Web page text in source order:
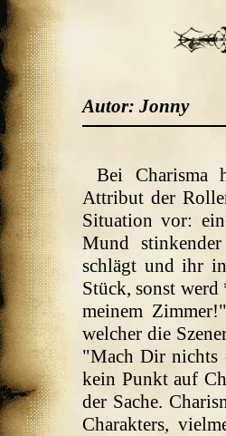
Autor: Jonny
Bei Charisma
Attribut der
Situation vor:
Mund
schlägt und ihr
Stück, sonst
meinem
welcher die
"Mach Dir nichts
kein Punkt auf
der Sache.
Charakters,